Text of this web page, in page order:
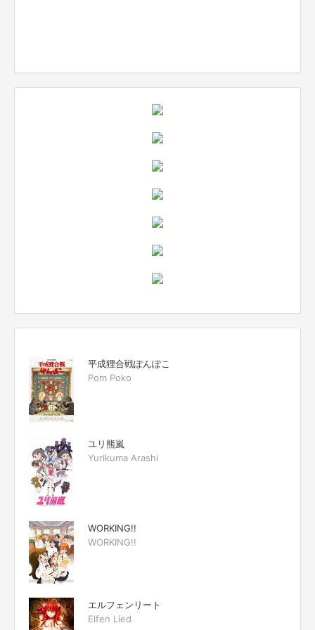
平成狸合戦ぽんぽこ
Pom Poko
ユリ熊嵐
Yurikuma Arashi
WORKING!!
WORKING!!
エルフェンリート
Elfen Lied